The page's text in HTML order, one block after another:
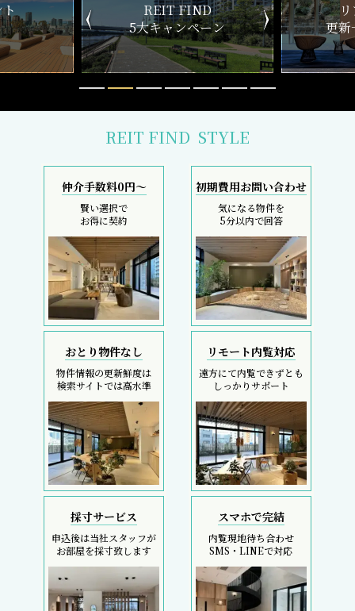
ン
リアルタイム
更新一覧チェック
新
REIT FIND STYLE
仲介手数料0円～
賢い選択で
お得に契約
初期費用お問い合わせ
気になる物件を
5分以内で回答
おとり物件なし
物件情報の更新鮮度は
検索サイトでは高水準
リモート内覧対応
遠方にて内覧できずとも
しっかりサポート
採寸サービス
申込後は当社スタッフが
お部屋を採寸致します
スマホで完結
内覧現地待ち合わせ
SMS・LINEで対応